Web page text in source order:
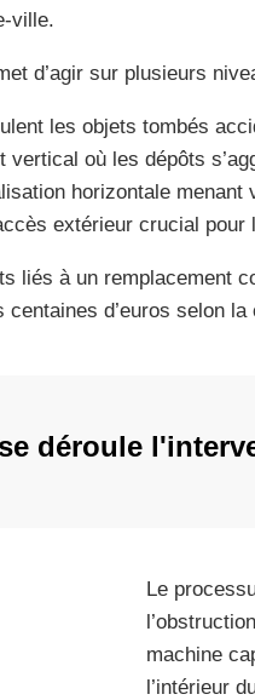
ville.
d’agir sur plusieurs
les objets tombés
vertical où les dépôts
horizontale menant
extérieur crucial pour
liés à un remplacement
d’euros selon la
déroule
Le
machine
l’intérieur